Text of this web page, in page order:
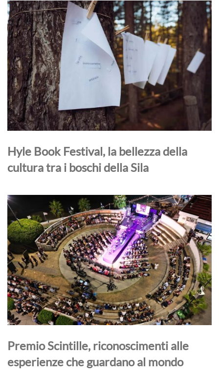
Hyle Book Festival, la bellezza della
cultura tra i boschi della Sila
Premio Scintille, riconoscimenti alle
esperienze che guardano al mondo